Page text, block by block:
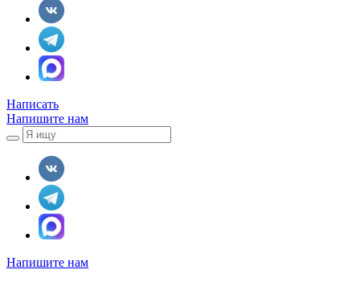
Написать
Напишите нам
Напишите нам